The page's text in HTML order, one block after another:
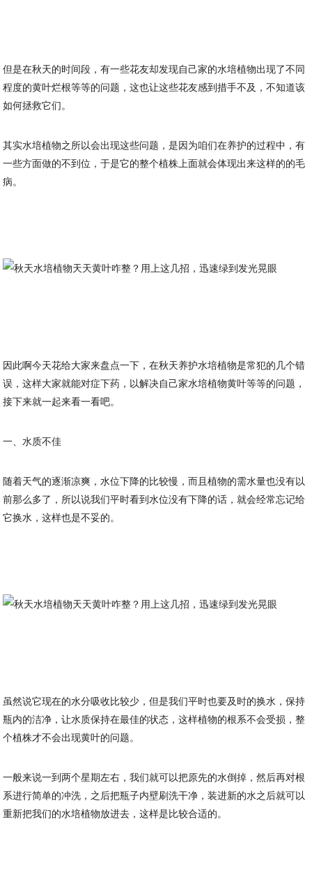
但是在秋天的时间段，有一些花友却发现自己家的水培植物出现了不同
程度的黄叶烂根等等的问题，这也让这些花友感到措手不及，不知道该
如何拯救它们。
其实水培植物之所以会出现这些问题，是因为咱们在养护的过程中，有
一些方面做的不到位，于是它的整个植株上面就会体现出来这样的的毛
病。
因此啊今天花给大家来盘点一下，在秋天养护水培植物是常犯的几个错
误，这样大家就能对症下药，以解决自己家水培植物黄叶等等的问题，
接下来就一起来看一看吧。
一、水质不佳
随着天气的逐渐凉爽，水位下降的比较慢，而且植物的需水量也没有以
前那么多了，所以说我们平时看到水位没有下降的话，就会经常忘记给
它换水，这样也是不妥的。
虽然说它现在的水分吸收比较少，但是我们平时也要及时的换水，保持
瓶内的洁净，让水质保持在最佳的状态，这样植物的根系不会受损，整
个植株才不会出现黄叶的问题。
一般来说一到两个星期左右，我们就可以把原先的水倒掉，然后再对根
系进行简单的冲洗，之后把瓶子内壁刷洗干净，装进新的水之后就可以
重新把我们的水培植物放进去，这样是比较合适的。